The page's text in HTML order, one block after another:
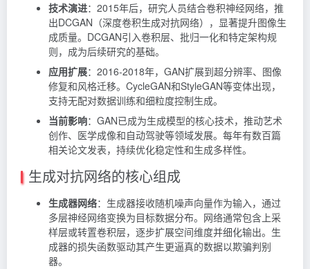
技术演进：2015年后，研究人员结合卷积神经网络，推
出DCGAN（深度卷积生成对抗网络），显著提升图像生
成质量。DCGAN引入卷积层、批归一化和特定架构规
则，成为后续研究的基础。
应用扩展：2016-2018年，GAN扩展到超分辨率、图像
修复和风格迁移。CycleGAN和StyleGAN等变体出现，
支持无配对数据训练和细粒度控制生成。
当前影响：GAN已成为生成模型的核心技术，推动艺术
创作、医学成像和自动驾驶等领域发展。每年有数百篇
相关论文发表，持续优化稳定性和生成多样性。
生成对抗网络的核心组成
生成器网络：生成器接收随机噪声向量作为输入，通过
多层神经网络变换为目标数据分布。网络通常包含上采
样层或转置卷积层，逐步扩展空间维度并细化输出。生
成器的损失函数驱动其产生更逼真的数据以欺骗判别
器。